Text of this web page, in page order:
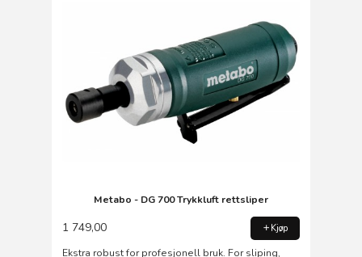
Metabo - DG 700 Trykkluft rettsliper
1 749,00 Kjøp
Ekstra robust for profesjonell bruk. For sliping,